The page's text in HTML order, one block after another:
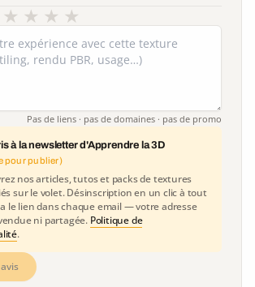
★
★
★
★
Pas de liens · pas de domaines · pas de promo
à la newsletter d'Apprendre la 3D
pour publier)
nos articles, tutos et packs de textures
sur le volet. Désinscription en un clic à tout
le lien dans chaque email — votre adresse
ni partagée. Politique de
.